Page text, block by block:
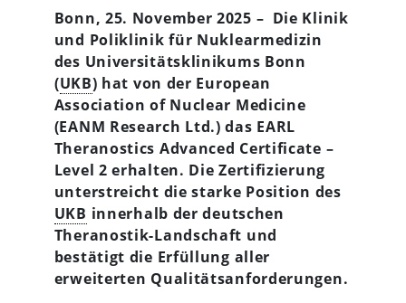
Bonn, 25. November 2025 – Die Klinik
und Poliklinik für Nuklearmedizin
des Universitätsklinikums Bonn
(UKB) hat von der European
Association of Nuclear Medicine
(EANM Research Ltd.) das EARL
Theranostics Advanced Certificate –
Level 2 erhalten. Die Zertifizierung
unterstreicht die starke Position des
UKB innerhalb der deutschen
Theranostik-Landschaft und
bestätigt die Erfüllung aller
erweiterten Qualitätsanforderungen.